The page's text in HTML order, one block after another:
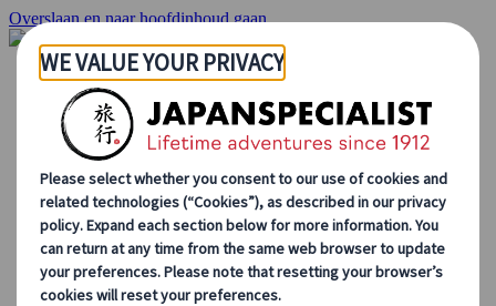
Overslaan en naar hoofdinhoud gaan
Startpagina
Reizen
Individuele Reizen
Groepsreizen
Reizen per huurauto
Excursies
Groepsreizen op maat
Japan Rail Pass
Hoe we te werk gaan
Over Ons
Ons team
Sluit je aan bij ons team